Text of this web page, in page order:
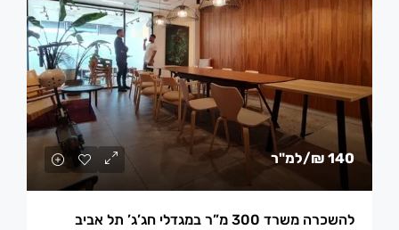
140 ₪ /למ"ר
להשכרה משרד 300 מ”ר במגדלי חג’ג’ תל אביב